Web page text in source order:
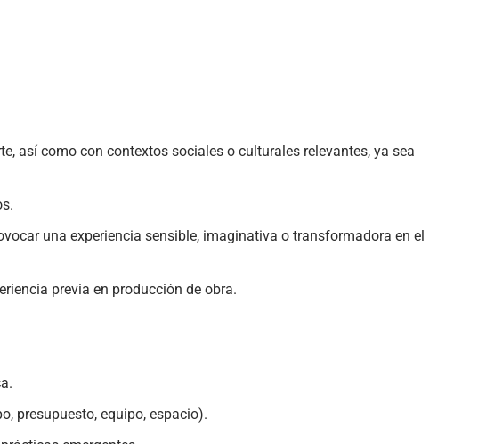
así como con contextos sociales o culturales relevantes, ya sea
una experiencia sensible, imaginativa o transformadora en el
previa en producción de obra.
presupuesto, equipo, espacio).